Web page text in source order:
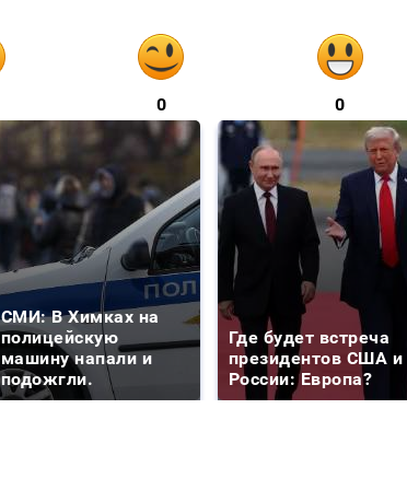
0 0
СМИ: В Химках на
полицейскую
машину напали и
подожгли.
Где будет встреча
президентов США и
России: Европа?